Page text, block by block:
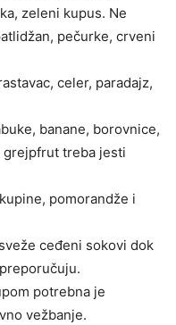
zeleni kupus. Ne
pečurke, crveni
celer, paradajz,
banane, borovnice,
grejpfrut treba jesti
pomorandže i
ceđeni sokovi dok
potrebna je
vežbanje.